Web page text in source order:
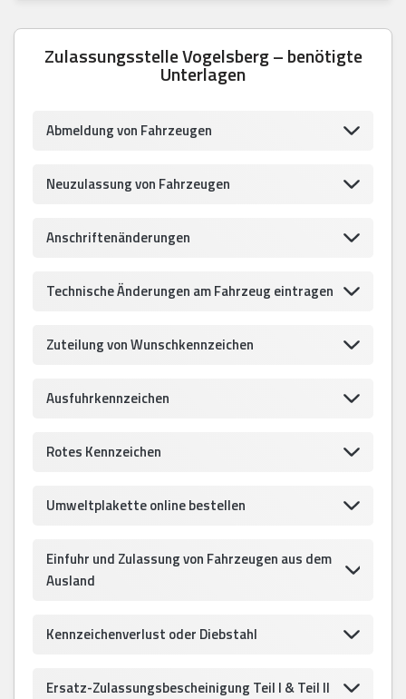
Zulassungsstelle Vogelsberg – benötigte
Unterlagen
Abmeldung von Fahrzeugen
Neuzulassung von Fahrzeugen
Anschriftenänderungen
Technische Änderungen am Fahrzeug eintragen
Zuteilung von Wunschkennzeichen
Ausfuhrkennzeichen
Rotes Kennzeichen
Umweltplakette online bestellen
Einfuhr und Zulassung von Fahrzeugen aus dem
Ausland
Kennzeichenverlust oder Diebstahl
Ersatz-Zulassungsbescheinigung Teil I & Teil II